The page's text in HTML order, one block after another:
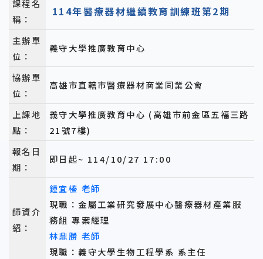
課程名
稱：
114年醫療器材繼續教育訓練班第2期
主辦單
位：
義守大學推廣教育中心
協辦單
位：
高雄市直轄市醫療器材商業同業公會
上課地
點：
義守大學推廣教育中心 (高雄市前金區五福三路
21號7樓)
報名日
期：
即日起~ 114/10/27 17:00
師資介
紹：
鍾宜榛 老師
現職：金屬工業研究發展中心醫療器材產業服
務組 專案經理
林鼎勝 老師
現職：義守大學生物工程學系 系主任